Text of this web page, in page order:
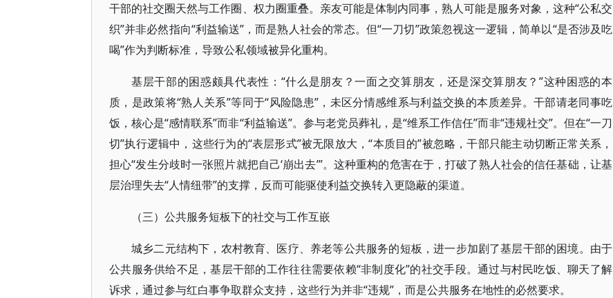
干部的社交圈天然与工作圈、权力圈重叠。亲友可能是体制内同事，熟人可能是服务对象，这种“公私交
织”并非必然指向“利益输送”，而是熟人社会的常态。但“一刀切”政策忽视这一逻辑，简单以“是否涉及吃
喝”作为判断标准，导致公私领域被异化重构。
基层干部的困惑颇具代表性：“什么是朋友？一面之交算朋友，还是深交算朋友？”这种困惑的本
质，是政策将“熟人关系”等同于“风险隐患”，未区分情感维系与利益交换的本质差异。干部请老同事吃
饭，核心是“感情联系”而非“利益输送”。参与老党员葬礼，是“维系工作信任”而非“违规社交”。但在“一刀
切”执行逻辑中，这些行为的“表层形式”被无限放大，“本质目的”被忽略，干部只能主动切断正常关系，
担心“发生分歧时一张照片就把自己‘崩出去’”。这种重构的危害在于，打破了熟人社会的信任基础，让基
层治理失去“人情纽带”的支撑，反而可能驱使利益交换转入更隐蔽的渠道。
（三）公共服务短板下的社交与工作互嵌
城乡二元结构下，农村教育、医疗、养老等公共服务的短板，进一步加剧了基层干部的困境。由于
公共服务供给不足，基层干部的工作往往需要依赖“非制度化”的社交手段。通过与村民吃饭、聊天了解
诉求，通过参与红白事争取群众支持，这些行为并非“违规”，而是公共服务在地性的必然要求。